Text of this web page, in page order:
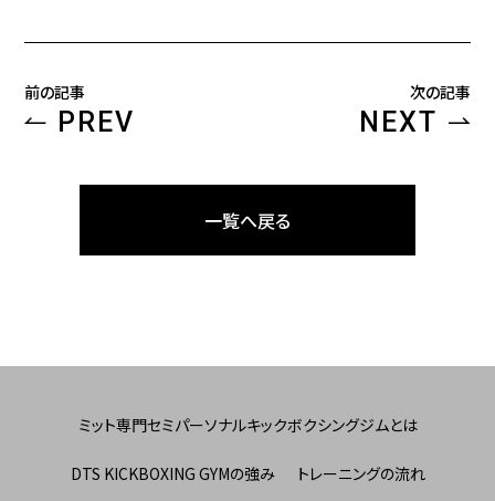
前の記事
PREV
次の記事
NEXT
一覧へ戻る
ミット専門セミパーソナルキックボクシングジムとは
DTS KICKBOXING GYMの強み トレーニングの流れ